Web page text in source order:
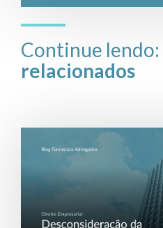
Continue lendo:
relacionados